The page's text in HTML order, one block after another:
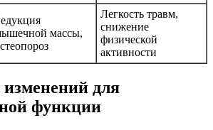
массы,
Легкость травм,
снижение
физической
активности
для
функции